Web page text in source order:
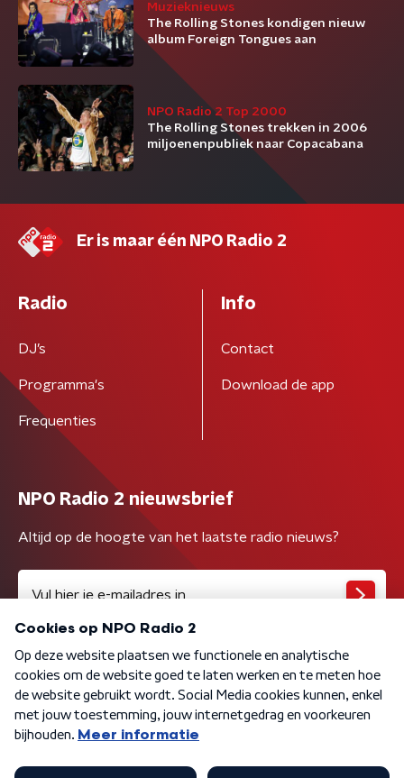
Muzieknieuws
The Rolling Stones kondigen nieuw
album Foreign Tongues aan
NPO Radio 2 Top 2000
The Rolling Stones trekken in 2006
miljoenenpubliek naar Copacabana
Er is maar één NPO Radio 2
Radio
DJ’s
Programma's
Frequenties
Info
Contact
Download de app
NPO Radio 2 nieuwsbrief
Altijd op de hoogte van het laatste radio nieuws?
Algemene voorwaarden